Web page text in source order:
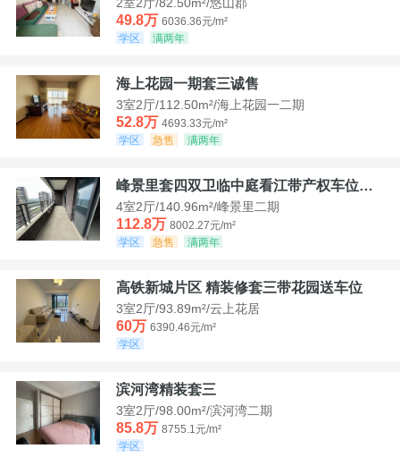
49.8万 6036.36元/m²
学区
满两年
海上花园一期套三诚售
3室2厅/112.50m²/海上花园一二期
52.8万 4693.33元/m²
学区
急售 满两年
峰景里套四双卫临中庭看江带产权车位诚售
4室2厅/140.96m²/峰景里二期
112.8万 8002.27元/m²
学区
急售 满两年
高铁新城片区 精装修套三带花园送车位
3室2厅/93.89m²/云上花居
60万 6390.46元/m²
学区
滨河湾精装套三
3室2厅/98.00m²/滨河湾二期
85.8万 8755.1元/m²
学区